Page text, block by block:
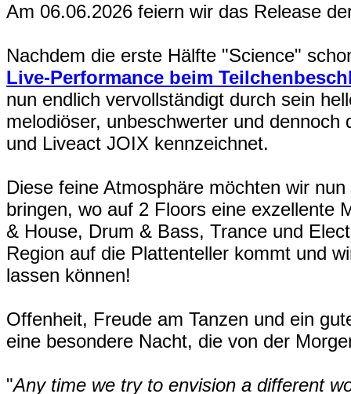
Am 06.06.2026 feiern wir das Release
Nachdem die erste Hälfte "Science"
Live-Performance beim
nun endlich vervollständigt durch sein
melodiöser, unbeschwerter und
und Liveact JOIX kennzeichnet.
Diese feine Atmosphäre möchten wir
bringen, wo auf 2 Floors eine exzellente
& House, Drum & Bass, Trance und
Region auf die Plattenteller kommt und
lassen können!
Offenheit, Freude am Tanzen und ein
eine besondere Nacht, die von der
"Any time we try to envision a different